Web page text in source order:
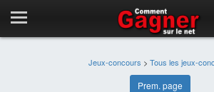
Jeux-concours > Tous les jeux-
Prem. page